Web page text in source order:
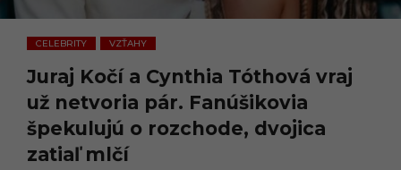
CELEBRITY
,
VZŤAHY
Juraj Kočí a Cynthia Tóthová vraj
už netvoria pár. Fanúšikovia
špekulujú o rozchode, dvojica
zatiaľ mlčí